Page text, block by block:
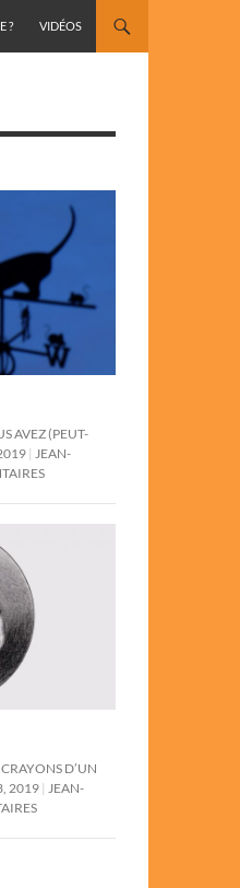
? VIDÉOS
AVEZ (PEUT-
JEAN-
D’UN
2019
JEAN-